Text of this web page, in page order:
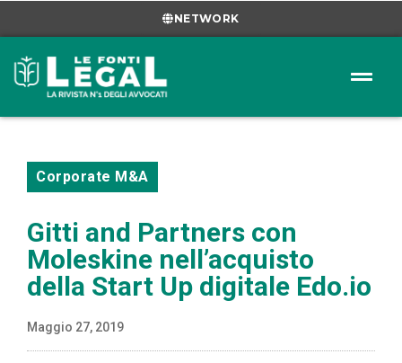
NETWORK
Corporate M&A
Gitti and Partners con
Moleskine nell’acquisto
della Start Up digitale Edo.io
Maggio 27, 2019